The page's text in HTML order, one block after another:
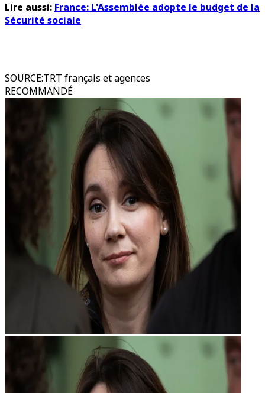
Lire aussi: France: L'Assemblée adopte le budget de la
Sécurité sociale
SOURCE:TRT français et agences
RECOMMANDÉ